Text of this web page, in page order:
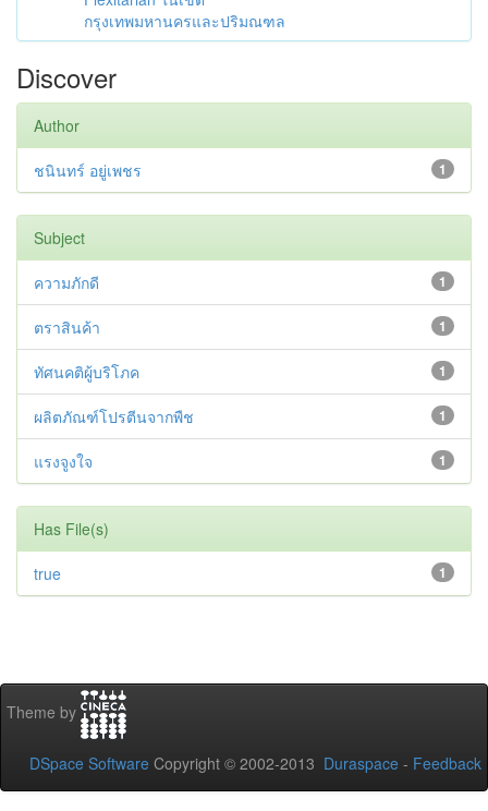
กรุงเทพมหานครและปริมณฑล
Discover
Author
1
ชนินทร์ อยู่เพชร
Subject
1
ความภักดี
1
ตราสินค้า
1
ทัศนคติผู้บริโภค
1
ผลิตภัณฑ์โปรตีนจากพืช
1
แรงจูงใจ
Has File(s)
1
true
Theme by
DSpace Software Copyright © 2002-2013 Duraspace - Feedback